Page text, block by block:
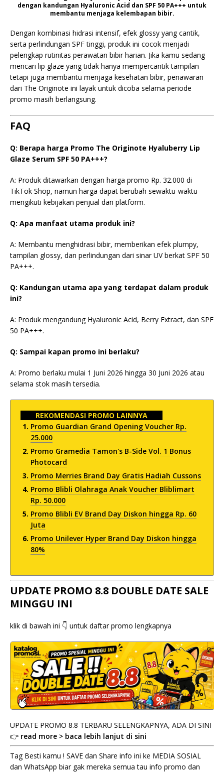
dengan kandungan Hyaluronic Acid dan SPF 50 PA+++ untuk
membantu menjaga kelembapan bibir.
Dengan kombinasi hidrasi intensif, efek glossy yang cantik,
serta perlindungan SPF tinggi, produk ini cocok menjadi
pelengkap rutinitas perawatan bibir harian. Jika kamu sedang
mencari lip glaze yang tidak hanya mempercantik tampilan
tetapi juga membantu menjaga kesehatan bibir, penawaran
dari The Originote ini layak untuk dicoba selama periode
promo masih berlangsung.
FAQ
Q: Berapa harga Promo The Originote Hyaluberry Lip
Glaze Serum SPF 50 PA+++?
A: Produk ditawarkan dengan harga promo Rp. 32.000 di
TikTok Shop, namun harga dapat berubah sewaktu-waktu
mengikuti kebijakan penjual dan platform.
Q: Apa manfaat utama produk ini?
A: Membantu menghidrasi bibir, memberikan efek plumpy,
tampilan glossy, dan perlindungan dari sinar UV berkat SPF 50
PA+++.
Q: Kandungan utama apa yang terdapat dalam produk
ini?
A: Produk mengandung Hyaluronic Acid, Berry Extract, dan SPF
50 PA+++.
Q: Sampai kapan promo ini berlaku?
A: Promo berlaku mulai 1 Juni 2026 hingga 30 Juni 2026 atau
selama stok masih tersedia.
REKOMENDASI PROMO LAINNYA
Promo Guardian Grand Opening Voucher Rp.
25.000
Promo Gramedia Tamon's B-Side Vol. 1 Bonus
Photocard
Promo Merries Brand Day Gratis Hadiah Cussons
Promo Blibli Olahraga Anak Voucher Bliblimart
Rp. 50.000
Promo Blibli EV Brand Day Diskon hingga Rp. 60
Juta
Promo Unilever Hyper Brand Day Diskon hingga
80%
UPDATE PROMO 8.8 DOUBLE DATE SALE
MINGGU INI
klik di bawah ini 👇 untuk daftar promo lengkapnya
UPDATE PROMO 8.8 TERBARU SELENGKAPNYA, ADA DI SINI
👉 read more > baca lebih lanjut di sini
Tag Besti kamu ! SAVE dan Share info ini ke MEDIA SOSIAL
dan WhatsApp biar gak mereka semua tau info promo dan